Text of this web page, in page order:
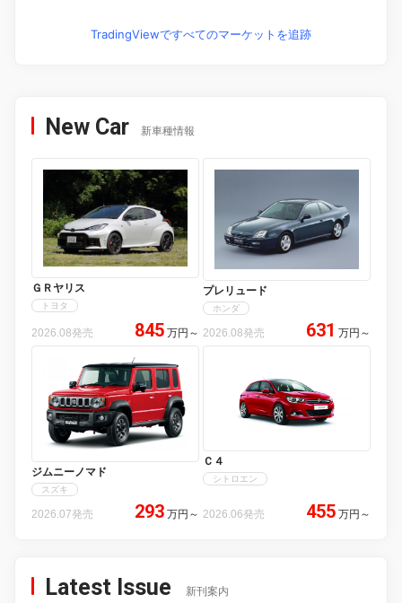
TradingViewですべてのマーケットを追跡
New Car 新車種情報
ＧＲヤリス
トヨタ
2026.08発売 845 万円 ～
プレリュード
ホンダ
2026.08発売 631 万円 ～
ジムニーノマド
スズキ
2026.07発売 293 万円 ～
Ｃ４
シトロエン
2026.06発売 455 万円 ～
Latest Issue 新刊案内